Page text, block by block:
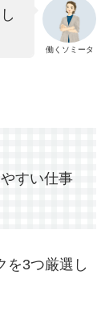
働くソミータ
すい仕事
を3つ厳選し